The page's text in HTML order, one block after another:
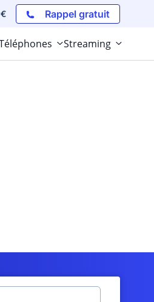
Rappel gratuit
Streaming